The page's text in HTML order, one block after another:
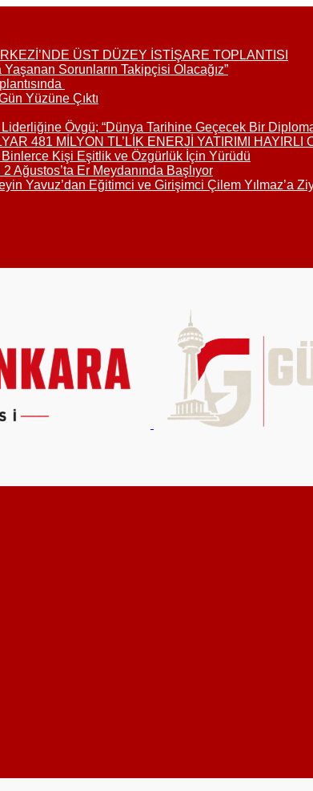
ÜST DÜZEY İSTİŞARE TOPLANTISI
Yaşanan Sorunların Takipçisi Olacağız”
Yüzüne Çıktı
Liderliğine Övgü; “Dünya Tarihine Geçecek Bir
481 MİLYON TL’LİK ENERJİ YATIRIMI HAYIRLI
Kişi Eşitlik ve Özgürlük İçin Yürüdü
Ağustos’ta Er Meydanında Başlıyor
Yavuz’dan Eğitimci ve Girişimci Çilem Yılmaz’a